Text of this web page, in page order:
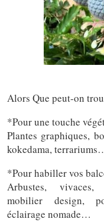
Alors Que peut-on
*Pour une touche
Plantes graphiques,
kokedama,
*Pour habiller vos
Arbustes,
mobilier design,
éclairage nomade…